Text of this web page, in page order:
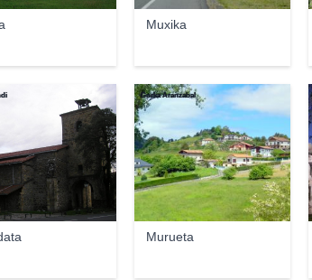
Muxika
Murueta
Gorka Aranzabal